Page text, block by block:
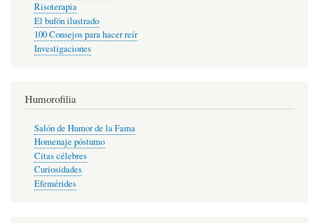
Risoterapia
El bufón ilustrado
100 Consejos para hacer reír
Investigaciones
Humorofilia
Salón de Humor de la Fama
Homenaje póstumo
Citas célebres
Curiosidades
Efemérides